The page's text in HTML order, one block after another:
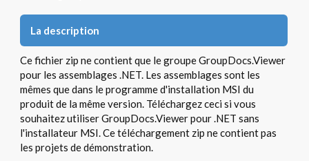
La description
Ce fichier zip ne contient que le groupe GroupDocs.Viewer
pour les assemblages .NET. Les assemblages sont les
mêmes que dans le programme d'installation MSI du
produit de la même version. Téléchargez ceci si vous
souhaitez utiliser GroupDocs.Viewer pour .NET sans
l'installateur MSI. Ce téléchargement zip ne contient pas
les projets de démonstration.